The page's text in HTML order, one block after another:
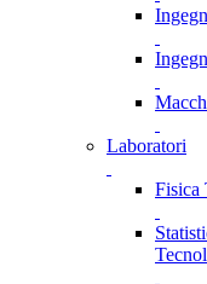
Laboratori
Fisica